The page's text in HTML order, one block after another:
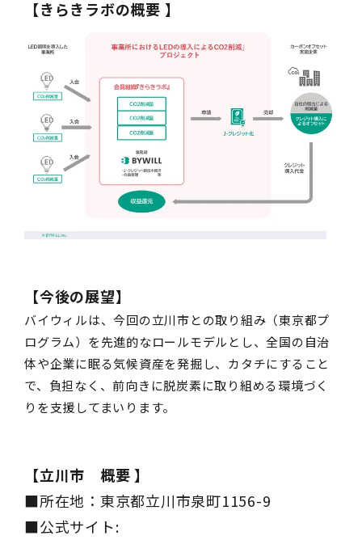
【きらきラボの概要 】
【今後の展望】
バイウィルは、今回の立川市との取り組み（東京都プ
ログラム）を先進的なロールモデルとし、全国の自治
体や企業に眠る気候資産を発掘し、カタチにすること
で、負担なく、前向きに脱炭素に取り組める環境づく
りを支援してまいります。
【立川市 概要】
■所在地：東京都立川市泉町1156-9
■公式サイト: